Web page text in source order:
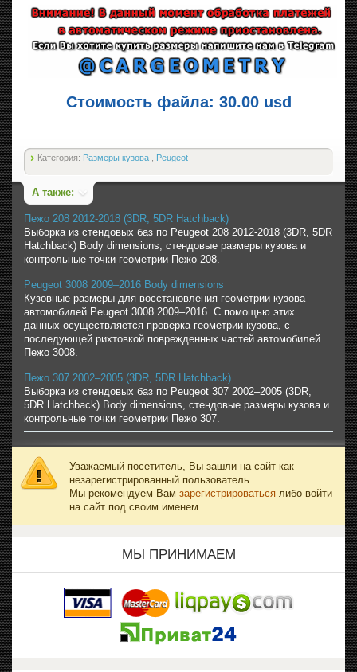
Стоимость файла: 30.00 usd
Категория: Размеры кузова Peugeot
А также:
Пежо 208 2012-2018 (3DR, 5DR Hatchback)
Выборка из стендовых баз по Peugeot 208 2012-2018 (3DR, 5DR
Hatchback) Body dimensions, стендовые размеры кузова и
контрольные точки геометрии Пежо 208.
Peugeot 3008 2009–2016 Body dimensions
Кузовные размеры для восстановления геометрии кузова
автомобилей Peugeot 3008 2009–2016. С помощью этих
данных осуществляется проверка геометрии кузова, с
последующей рихтовкой поврежденных частей автомобилей
Пежо 3008.
Пежо 307 2002–2005 (3DR, 5DR Hatchback)
Выборка из стендовых баз по Peugeot 307 2002–2005 (3DR,
5DR Hatchback) Body dimensions, стендовые размеры кузова и
контрольные точки геометрии Пежо 307.
Уважаемый посетитель, Вы зашли на сайт как
незарегистрированный пользователь.
Мы рекомендуем Вам зарегистрироваться либо войти
на сайт под своим именем.
МЫ ПРИНИМАЕМ